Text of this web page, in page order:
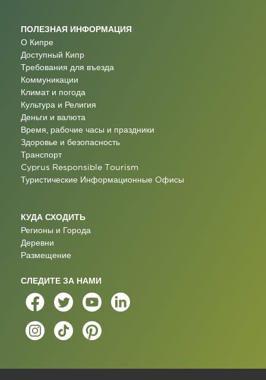
ПОЛЕЗНАЯ ИНФОРМАЦИЯ
О Кипре
Доступный Кипр
Требования для въезда
Коммуникации
Климат и погода
Культура и Религия
Деньги и валюта
Время, рабочие часы и праздники
Здоровье и безопасность
Транспорт
Cyprus Responsible Tourism
Туристические Информационные Oфисы
КУДА СХОДИТЬ
Регионы и Города
Деревни
Размещение
СЛЕДИТЕ ЗА НАМИ